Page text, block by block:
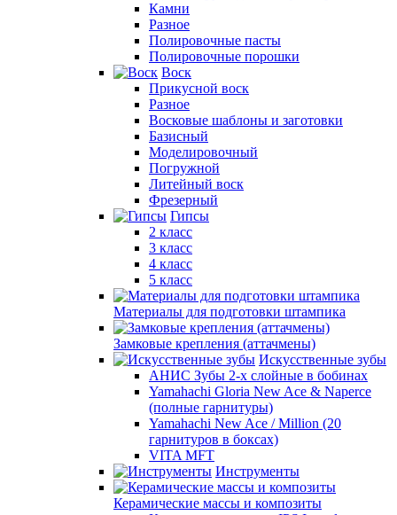
Камни
Разное
Полировочные пасты
Полировочные порошки
Воск
Прикусной воск
Разное
Восковые шаблоны и заготовки
Базисный
Моделировочный
Погружной
Литейный воск
Фрезерный
Гипсы
2 класс
3 класс
4 класс
5 класс
Материалы для подготовки штампика
Замковые крепления (аттачмены)
Искусственные зубы
АНИС Зубы 2-х слойные в бобинах
Yamahachi Gloria New Ace & Naperce
(полные гарнитуры)
Yamahachi New Ace / Million (20
гарнитуров в боксах)
VITA MFT
Инструменты
Керамические массы и композиты